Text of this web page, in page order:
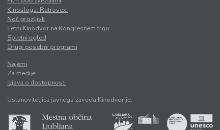
Kinosloga. Retrosex.
Noč grozljivk
Letni Kinodvor na Kongresnem trgu
Spletni ogled
Drugi posebni programi
Najemi
Za medije
Izjava o dostopnosti
Ustanoviteljica javnega zavoda Kinodvor je: